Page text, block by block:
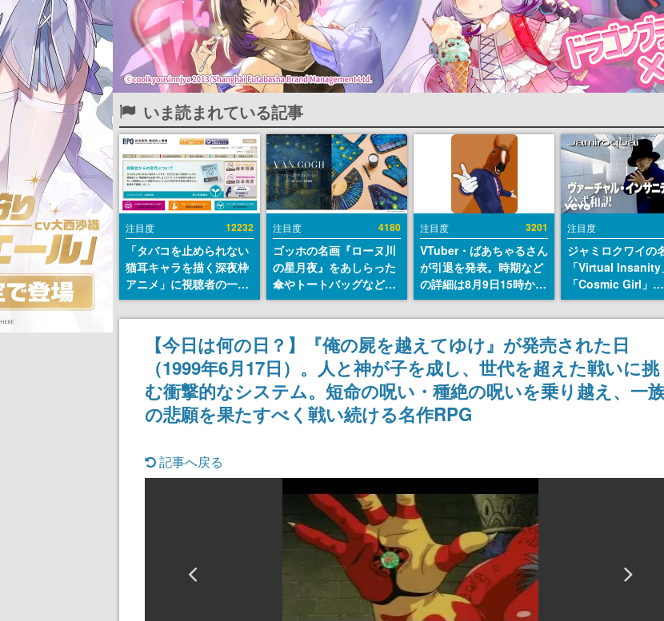
いま読まれている記事
注目度 12232
「タバコを止められない
猫耳キャラを描く深夜枠
アニメ」に視聴者の一部
から批判意見。違法薬物
の使用と思しき描写も含
めて、BPOが議論を交わ
注目度 4180
ゴッホの名画『ローヌ川
の星月夜』をあしらった
傘やトートバッグなどが
登場。8月7日21時より2
日間限定で予約販売
注目度 3201
VTuber・ばあちゃるさん
が引退を発表。時期など
の詳細は8月9日15時から
の配信で説明
注目度
ジャミロクワイの
「Virtual Insanity
「Cosmic Girl」
「Canned Heat」
本語字幕付きMV
なり公開！「
SONIC 2026」での
りとなる日本公演
して
【今日は何の日？】『俺の屍を越えてゆけ』が発売された日
（1999年6月17日）。人と神が子を成し、世代を超えた戦いに挑
む衝撃的なシステム。短命の呪い・種絶の呪いを乗り越え、一
の悲願を果たすべく戦い続ける名作RPG
記事へ戻る